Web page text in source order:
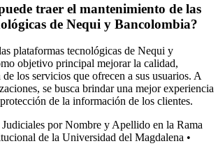
traer el mantenimiento de las
de Nequi y Bancolombia?
plataformas tecnológicas de Nequi y
objetivo principal mejorar la calidad,
los servicios que ofrecen a sus usuarios. A
se busca brindar una mejor experiencia
de la información de los clientes.
Judiciales por Nombre y Apellido en la Rama
de la Universidad del Magdalena •